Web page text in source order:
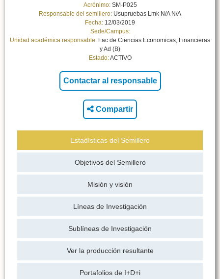
Acrónimo:SM-P025
Responsable del semillero: Usupruebas Lmk N/A N/A
Fecha: 12/03/2019
Sede/Campus:
Unidad académica responsable: Fac de Ciencias Economicas, Financieras
y Ad (B)
Estado:ACTIVO
Compartir
Estadísticas del Semillero
Objetivos del Semillero
Misión y visión
Líneas de Investigación
Sublíneas de Investigación
Ver la producción resultante
Portafolios de I+D+i